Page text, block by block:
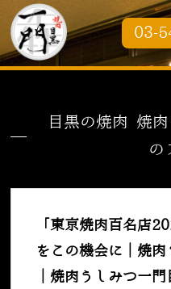
03-
目黒の焼肉 焼
の
「東京焼肉百名店
をこの機会に｜焼
｜焼肉うしみつ一